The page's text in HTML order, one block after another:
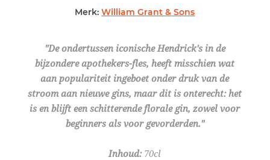
Merk: William Grant & Sons
"De ondertussen iconische Hendrick's in de
bijzondere apothekers-fles, heeft misschien wat
aan populariteit ingeboet onder druk van de
stroom aan nieuwe gins, maar dit is onterecht: het
is en blijft een schitterende florale gin, zowel voor
beginners als voor gevorderden."
Inhoud: 70cl